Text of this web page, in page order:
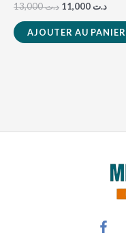
د.ت13,000 د.ت
AJOUTER AU PANIER